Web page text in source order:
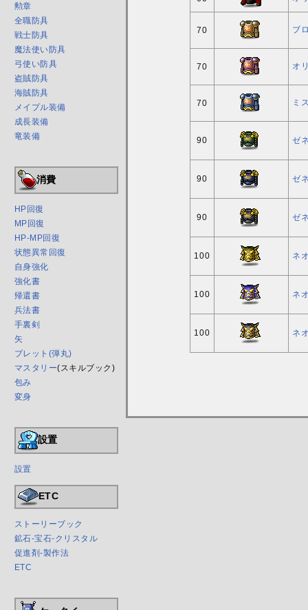
勲章
全職防具
戦士防具
魔法使い防具
弓使い防具
盗賊防具
海賊防具
メイプル装備
成長装備
竜装備
消費
HP回復
MP回復
HP-MP回復
状態異常回復
自身強化
強化書
帰還書
兵法書
手裏剣
矢
ブレット(弾丸)
マスタリー(スキルブック)
包み
変身
設置
設置
ETC
ストーリーブック
鉱石-宝石-クリスタル
促進剤-製作法
ETC
70 ブ
70 オ
70 ミ
90 ゼ
90 ゼ
90 ゼ
100 ネ
100 ネ
100 ネ